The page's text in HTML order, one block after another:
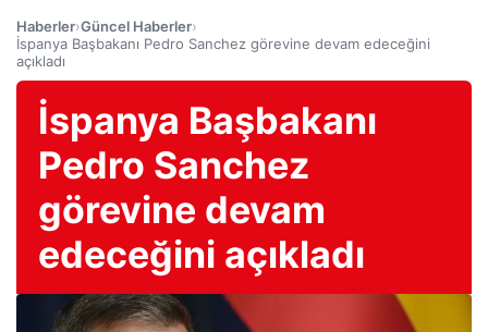
Haberler›Güncel Haberler›
İspanya Başbakanı Pedro Sanchez görevine devam edeceğini
açıkladı
İspanya Başbakanı
Pedro Sanchez
görevine devam
edeceğini açıkladı